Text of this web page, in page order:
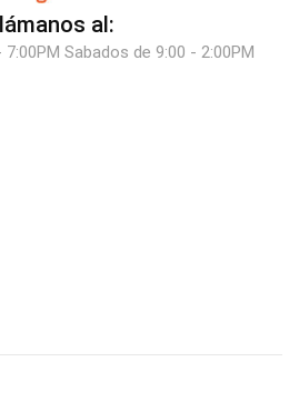
al:
Sabados de 9:00 - 2:00PM